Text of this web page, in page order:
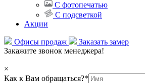
С фотопечатью
С подсветкой
Акции
Офисы продаж
Заказать замер
Закажите звонок менеджера!
×
Как к Вам обращаться?*